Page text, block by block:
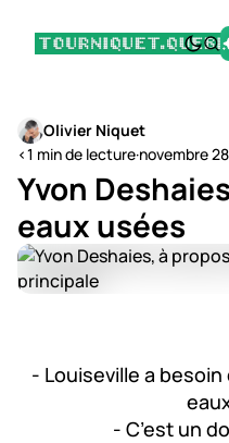
Olivier Niquet
<1 min de lecture·novembre
Yvon
eaux usées
- Louiseville a besoin
- C’est un